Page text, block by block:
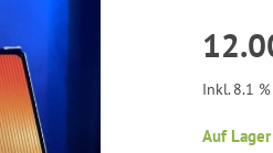
Inkl. 8.1
Auf Lager